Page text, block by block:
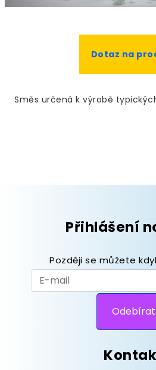
Dotaz na
Směs určená k výrobě
Přihlášení
Později se můžete